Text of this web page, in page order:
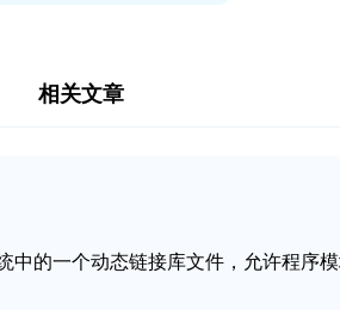
相关文章
中的一个动态链接库文件，允许程序